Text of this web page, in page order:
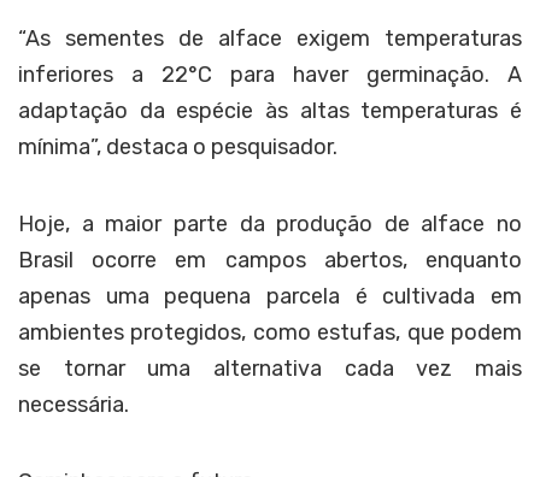
“As sementes de alface exigem temperaturas
inferiores a 22°C para haver germinação. A
adaptação da espécie às altas temperaturas é
mínima”, destaca o pesquisador.
Hoje, a maior parte da produção de alface no
Brasil ocorre em campos abertos, enquanto
apenas uma pequena parcela é cultivada em
ambientes protegidos, como estufas, que podem
se tornar uma alternativa cada vez mais
necessária.